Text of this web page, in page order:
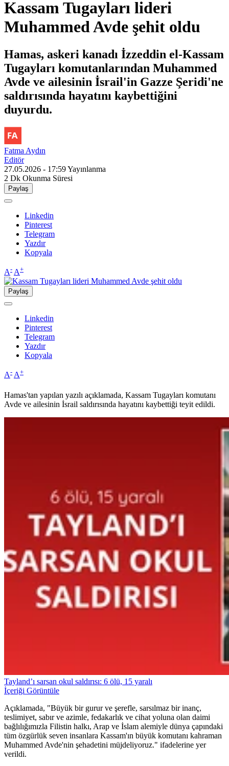
Kassam Tugayları lideri
Muhammed Avde şehit oldu
Hamas, askeri kanadı İzzeddin el-Kassam
Tugayları komutanlarından Muhammed
Avde ve ailesinin İsrail'in Gazze Şeridi'ne
saldırısında hayatını kaybettiğini
duyurdu.
Fatma Aydın
Editör
27.05.2026 - 17:59Yayınlanma
2 Dk Okunma Süresi
Paylaş
Linkedin
Pinterest
Telegram
Yazdır
Kopyala
A- A+
Paylaş
Linkedin
Pinterest
Telegram
Yazdır
Kopyala
A- A+
Hamas'tan yapılan yazılı açıklamada, Kassam Tugayları komutanı
Avde ve ailesinin İsrail saldırısında hayatını kaybettiği teyit edildi.
Tayland’ı sarsan okul saldırısı: 6 ölü, 15 yaralı
İçeriği Görüntüle
Açıklamada, "Büyük bir gurur ve şerefle, sarsılmaz bir inanç,
teslimiyet, sabır ve azimle, fedakarlık ve cihat yoluna olan daimi
bağlılığımızla Filistin halkı, Arap ve İslam alemiyle dünya çapındaki
tüm özgürlük seven insanlara Kassam'ın büyük komutanı kahraman
Muhammed Avde'nin şehadetini müjdeliyoruz." ifadelerine yer
verildi.